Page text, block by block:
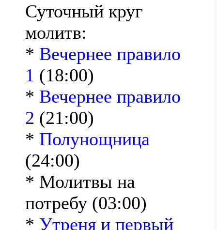
Суточный круг
молитв:
* Вечернее правило
1 (18:00)
* Вечернее правило
2 (21:00)
* Полунощница
(24:00)
* Молитвы на
потребу (03:00)
* Утреня и первый